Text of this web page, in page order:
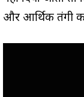
और आर्थिक तंगी